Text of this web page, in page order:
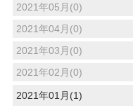
2021年05月(0)
2021年04月(0)
2021年03月(0)
2021年02月(0)
2021年01月(1)